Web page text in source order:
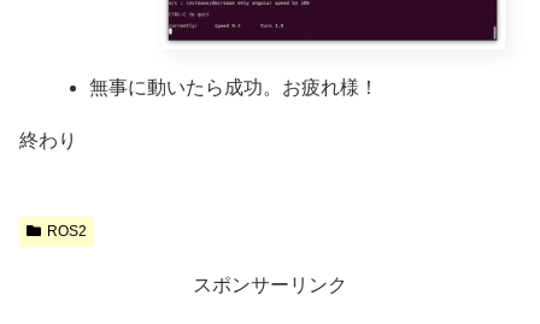
無事に動いたら成功。お疲れ様！
終わり
ROS2
スポンサーリンク